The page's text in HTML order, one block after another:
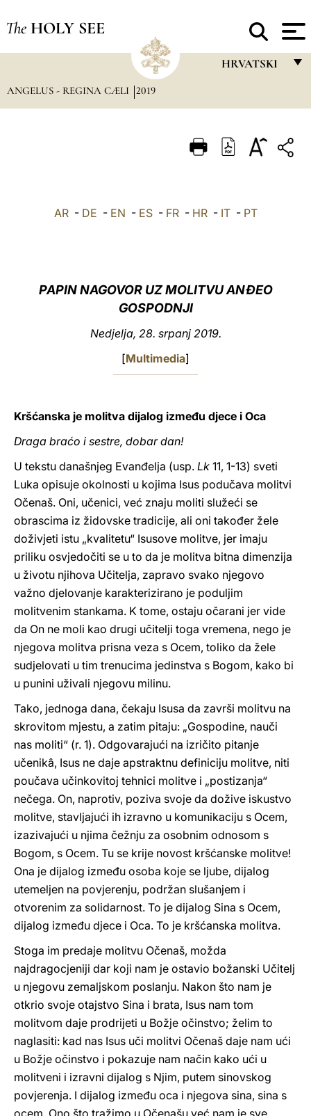
The HOLY SEE
HRVATSKI
ITALIANO
LATINE
ANGELUS - REGINA CÆLI 2019
AR- DE - EN - ES- FR- HR- IT- PT
PAPIN NAGOVOR UZ MOLITVU ANĐEO
GOSPODNJI
Nedjelja, 28. srpanj 2019.
[Multimedia]
Kršćanska je molitva dijalog između djece i Oca
Draga braćo i sestre, dobar dan!
U tekstu današnjeg Evanđelja (usp. Lk 11, 1-13) sveti
Luka opisuje okolnosti u kojima Isus podučava molitvi
Očenaš. Oni, učenici, već znaju moliti služeći se
obrascima iz židovske tradicije, ali oni također žele
doživjeti istu „kvalitetu“ Isusove molitve, jer imaju
priliku osvjedočiti se u to da je molitva bitna dimenzija
u životu njihova Učitelja, zapravo svako njegovo
važno djelovanje karakterizirano je poduljim
molitvenim stankama. K tome, ostaju očarani jer vide
da On ne moli kao drugi učitelji toga vremena, nego je
njegova molitva prisna veza s Ocem, toliko da žele
sudjelovati u tim trenucima jedinstva s Bogom, kako bi
u punini uživali njegovu milinu.
Tako, jednoga dana, čekaju Isusa da završi molitvu na
skrovitom mjestu, a zatim pitaju: „Gospodine, nauči
nas moliti“ (r. 1). Odgovarajući na izričito pitanje
učenikâ, Isus ne daje apstraktnu definiciju molitve, niti
poučava učinkovitoj tehnici molitve i „postizanja“
nečega. On, naprotiv, poziva svoje da dožive iskustvo
molitve, stavljajući ih izravno u komunikaciju s Ocem,
izazivajući u njima čežnju za osobnim odnosom s
Bogom, s Ocem. Tu se krije novost kršćanske molitve!
Ona je dijalog između osoba koje se ljube, dijalog
utemeljen na povjerenju, podržan slušanjem i
otvorenim za solidarnost. To je dijalog Sina s Ocem,
dijalog između djece i Oca. To je kršćanska molitva.
Stoga im predaje molitvu Očenaš, možda
najdragocjeniji dar koji nam je ostavio božanski Učitelj
u njegovu zemaljskom poslanju. Nakon što nam je
otkrio svoje otajstvo Sina i brata, Isus nam tom
molitvom daje prodrijeti u Božje očinstvo; želim to
naglasiti: kad nas Isus uči molitvi Očenaš daje nam ući
u Božje očinstvo i pokazuje nam način kako ući u
molitveni i izravni dijalog s Njim, putem sinovskog
povjerenja. I dijalog između oca i njegova sina, sina s
ocem. Ono što tražimo u Očenašu već nam je sve